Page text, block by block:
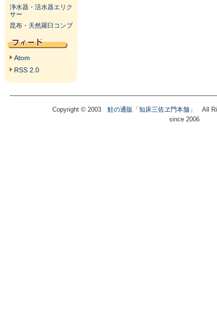
浄水器・活水器エリク
サー
昆布・天然羅臼コンブ
Atom
RSS 2.0
Copyright © 2003 鮭の通販「知床三佐ヱ門本舗」
All
since 2006